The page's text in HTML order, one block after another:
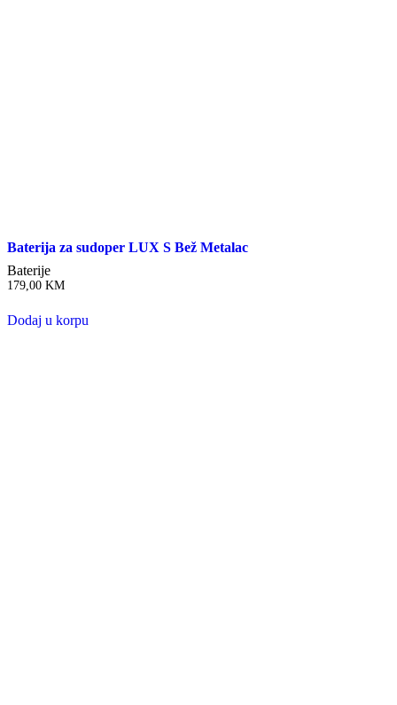
Baterija za sudoper LUX S Bež Metalac
Baterije
179,00 KM
Dodaj u korpu